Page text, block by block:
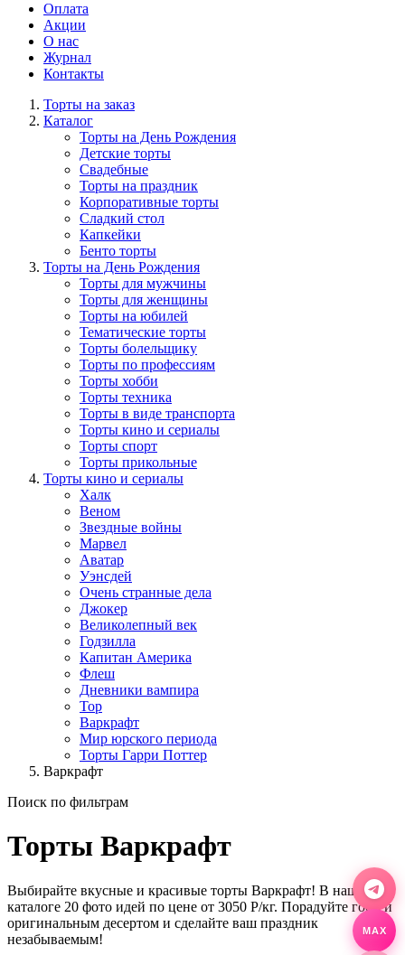
Оплата
Акции
О нас
Журнал
Контакты
Торты на заказ
Каталог
Торты на День Рождения
Детские торты
Свадебные
Торты на праздник
Корпоративные торты
Сладкий стол
Капкейки
Бенто торты
Торты на День Рождения
Торты для мужчины
Торты для женщины
Торты на юбилей
Тематические торты
Торты болельщику
Торты по профессиям
Торты хобби
Торты техника
Торты в виде транспорта
Торты кино и сериалы
Торты спорт
Торты прикольные
Торты кино и сериалы
Халк
Веном
Звездные войны
Марвел
Аватар
Уэнсдей
Очень странные дела
Джокер
Великолепный век
Годзилла
Капитан Америка
Флеш
Дневники вампира
Тор
Варкрафт
Мир юрского периода
Торты Гарри Поттер
Варкрафт
Поиск по фильтрам
Торты Варкрафт
Выбирайте вкусные и красивые торты Варкрафт! В нашем
каталоге 20 фото идей по цене от 3050 Р/кг. Порадуйте гостей
оригинальным десертом и сделайте ваш праздник
незабываемым!
MAX